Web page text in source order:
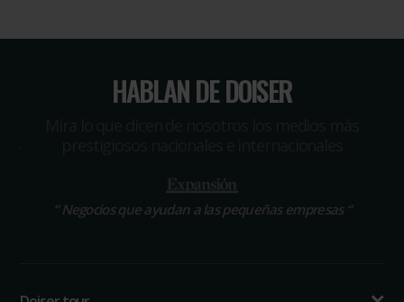
HABLAN DE DOISER
“Negocios que ayudan a las pequeñas empresas “